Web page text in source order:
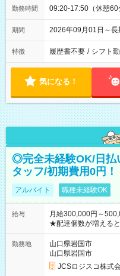
勤務時間 09:20-17:50（休憩60
期間 2026年09月01日～
特徴 履歴書不要 / シフト
気になる！
◎完全未経験OK/日払
タッフ/初期費用0円！
アルバイト 職種未経験OK
給与
月給300,000円～
★配達個数が増える
ど！ ・主要都市エリア 月収55万円／週5日稼働 月収65万~112
万円／週6日稼働 ・地方郊外エリア 月収40万円／週5日稼働 月
収40万円~50万円／週6日稼働 ＜モデルイメ
円 (27歳男性/江東区
(日休み) ■月収80万円(43歳男性/墨田区在住)※元営業 1日200個
勤務地
山口県岩国市
山口県岩国市
JCSロジスコ株式